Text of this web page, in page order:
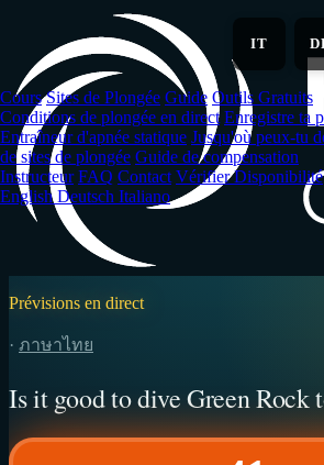
contenu
principal
IT
Cours Sites de Plongée Guide Outils Gratuits
Conditions de plongée en direct Enregistre ta
Entraîneur d'apnée statique Jusqu'où peux-tu
de sites de plongée Guide de compensation
Instructeur FAQ Contact Vérifier Disponibilité
EnglishDeutsch Italiano
Prévisions en direct
· ภาษาไทย
Is it good to dive Green Rock